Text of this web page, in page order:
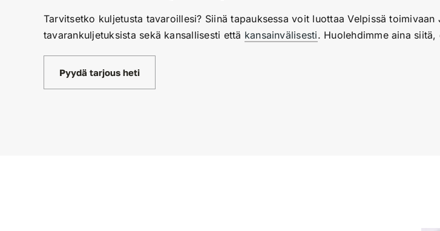
Tarvitsetko kuljetusta tavaroillesi? Siinä tapauksessa voit luottaa Velpissä
tavarankuljetuksista sekä kansallisesti että kansainvälisesti. Huolehdimme aina
Pyydä tarjous heti